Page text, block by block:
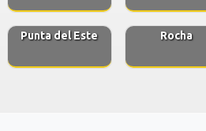
Punta del Este Rocha